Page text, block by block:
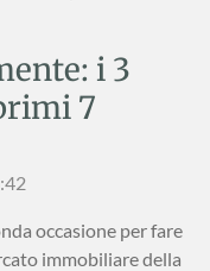
i 3
7
occasione per fare
immobiliare della